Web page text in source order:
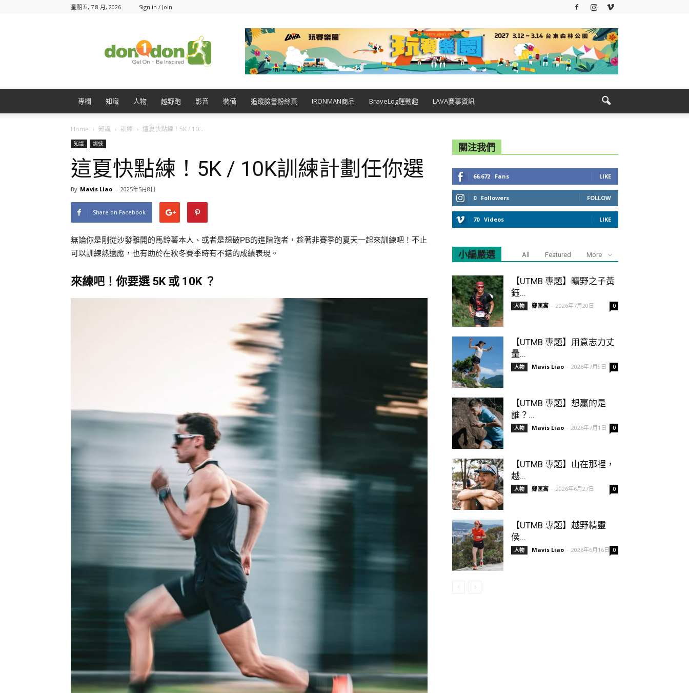
星期五, 7 8 月, 2026 Sign in / Join
專欄 知識 人物 越野跑 影音 裝備 追蹤臉書粉絲頁 IRONMAN商品 BraveLog運動趣 LAVA賽事資訊
Home 知識 訓練 這夏快點練！5K / 10...
知識 訓練
這夏快點練！5K / 10K訓練計劃任你選
By Mavis Liao - 2025年5月8日
Share on Facebook
無論你是剛從沙發離開的馬鈴薯本人、或者是想破PB的進階跑者，趁著非賽季的夏天一起來訓練吧！不止
可以訓練熱適應，也有助於在秋冬賽季時有不錯的成績表現。
來練吧！你要選 5K 或 10K ？
關注我們
66,672 Fans LIKE
0 Followers FOLLOW
70 Videos LIKE
小編嚴選 All Featured More
【UTMB 專題】曠野之子黃
鈺...
人物 鄭匡寓 - 2026年7月20日 0
【UTMB 專題】用意志力丈
量...
人物 Mavis Liao - 2026年7月9日 0
【UTMB 專題】想贏的是
誰？...
人物 Mavis Liao - 2026年7月1日 0
【UTMB 專題】山在那裡，
越...
人物 鄭匡寓 - 2026年6月27日 0
【UTMB 專題】越野精靈
侯...
人物 Mavis Liao - 2026年6月16日 0